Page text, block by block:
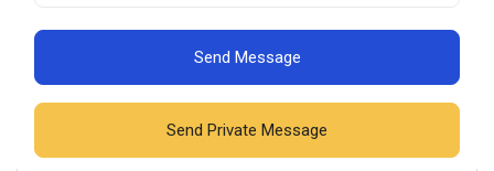
Send Message
Send Private Message